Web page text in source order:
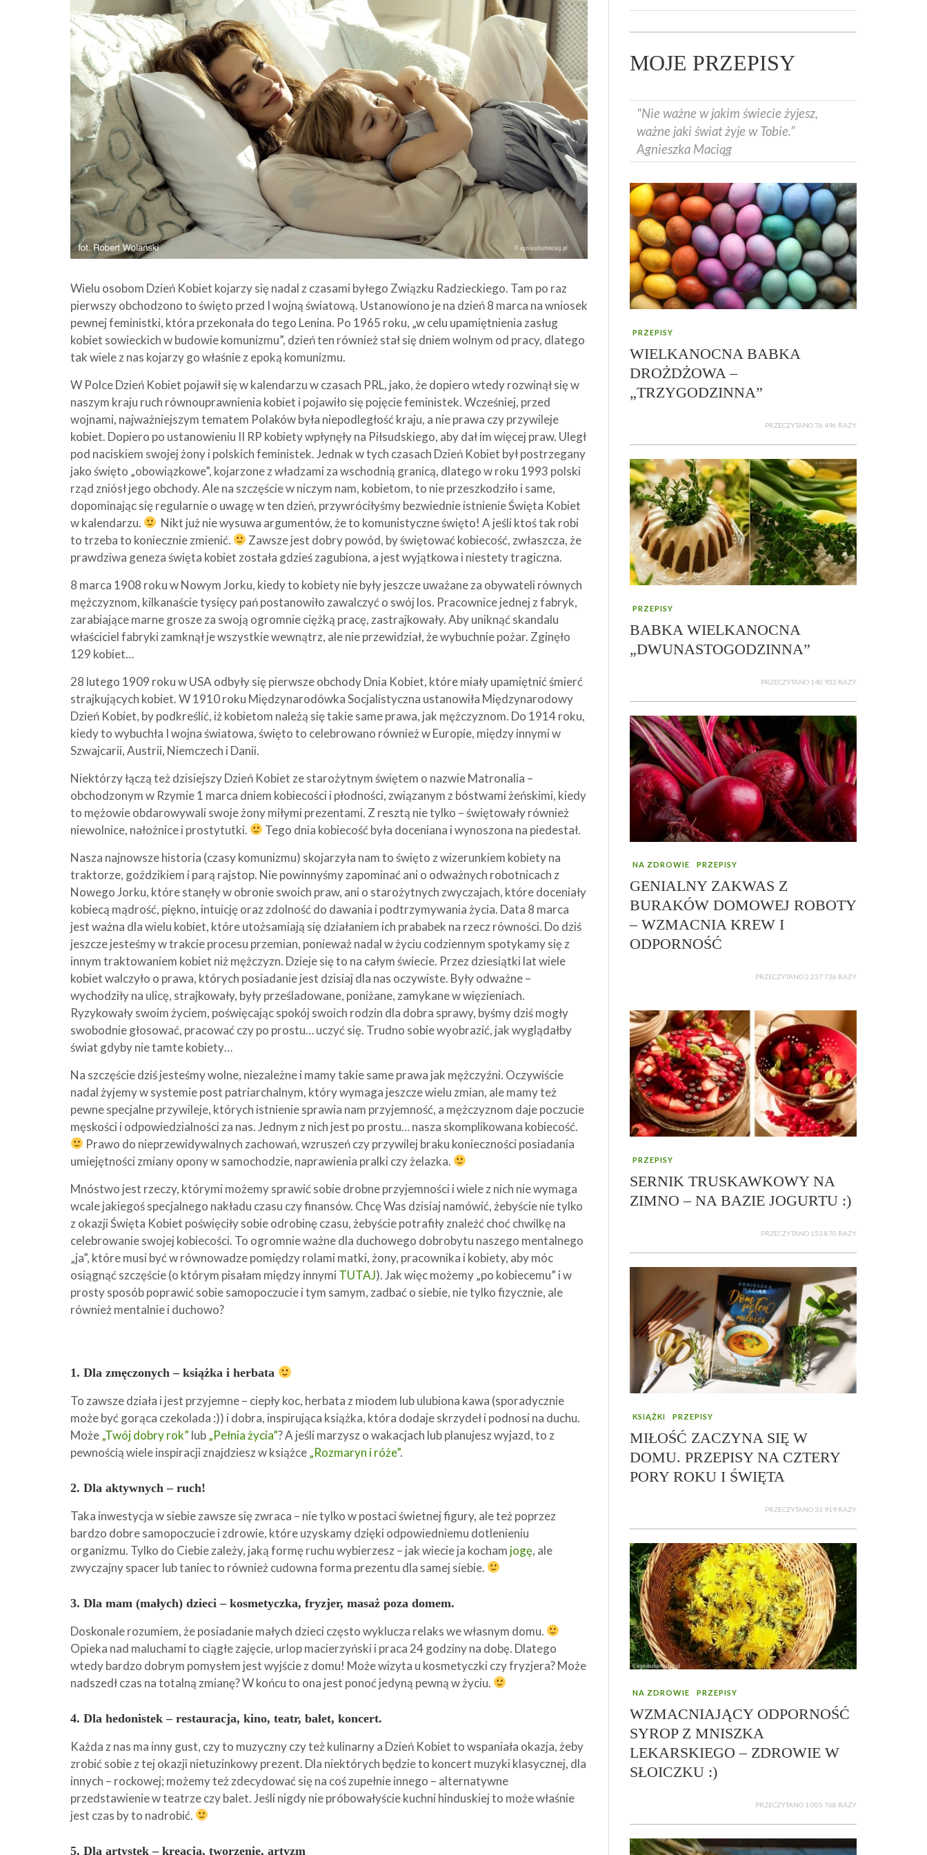
Wielu osobom Dzień Kobiet kojarzy się nadal z czasami byłego Związku Radzieckiego. Tam po raz
pierwszy obchodzono to święto przed I wojną światową. Ustanowiono je na dzień 8 marca na wniosek
pewnej feministki, która przekonała do tego Lenina. Po 1965 roku, „w celu upamiętnienia zasług
kobiet sowieckich w budowie komunizmu”, dzień ten również stał się dniem wolnym od pracy, dlatego
tak wiele z nas kojarzy go właśnie z epoką komunizmu.
W Polce Dzień Kobiet pojawił się w kalendarzu w czasach PRL, jako, że dopiero wtedy rozwinął się w
naszym kraju ruch równouprawnienia kobiet i pojawiło się pojęcie feministek. Wcześniej, przed
wojnami, najważniejszym tematem Polaków była niepodległość kraju, a nie prawa czy przywileje
kobiet. Dopiero po ustanowieniu II RP kobiety wpłynęły na Piłsudskiego, aby dał im więcej praw. Uległ
pod naciskiem swojej żony i polskich feministek. Jednak w tych czasach Dzień Kobiet był postrzegany
jako święto „obowiązkowe”, kojarzone z władzami za wschodnią granicą, dlatego w roku 1993 polski
rząd zniósł jego obchody. Ale na szczęście w niczym nam, kobietom, to nie przeszkodziło i same,
dopominając się regularnie o uwagę w ten dzień, przywróciłyśmy bezwiednie istnienie Święta Kobiet
w kalendarzu.
Nikt już nie wysuwa argumentów, że to komunistyczne święto! A jeśli ktoś tak robi
to trzeba to koniecznie zmienić.
Zawsze jest dobry powód, by świętować kobiecość, zwłaszcza, że
prawdziwa geneza święta kobiet została gdzieś zagubiona, a jest wyjątkowa i niestety tragiczna.
8 marca 1908 roku w Nowym Jorku, kiedy to kobiety nie były jeszcze uważane za obywateli równych
mężczyznom, kilkanaście tysięcy pań postanowiło zawalczyć o swój los. Pracownice jednej z fabryk,
zarabiające marne grosze za swoją ogromnie ciężką pracę, zastrajkowały. Aby uniknąć skandalu
właściciel fabryki zamknął je wszystkie wewnątrz, ale nie przewidział, że wybuchnie pożar. Zginęło
129 kobiet…
28 lutego 1909 roku w USA odbyły się pierwsze obchody Dnia Kobiet, które miały upamiętnić śmierć
strajkujących kobiet. W 1910 roku Międzynarodówka Socjalistyczna ustanowiła Międzynarodowy
Dzień Kobiet, by podkreślić, iż kobietom należą się takie same prawa, jak mężczyznom. Do 1914 roku,
kiedy to wybuchła I wojna światowa, święto to celebrowano również w Europie, między innymi w
Szwajcarii, Austrii, Niemczech i Danii.
Niektórzy łączą też dzisiejszy Dzień Kobiet ze starożytnym świętem o nazwie Matronalia –
obchodzonym w Rzymie 1 marca dniem kobiecości i płodności, związanym z bóstwami żeńskimi, kiedy
to mężowie obdarowywali swoje żony miłymi prezentami. Z resztą nie tylko – świętowały również
niewolnice, nałożnice i prostytutki.
Tego dnia kobiecość była doceniana i wynoszona na piedestał.
Nasza najnowsze historia (czasy komunizmu) skojarzyła nam to święto z wizerunkiem kobiety na
traktorze, goździkiem i parą rajstop. Nie powinnyśmy zapominać ani o odważnych robotnicach z
Nowego Jorku, które stanęły w obronie swoich praw, ani o starożytnych zwyczajach, które doceniały
kobiecą mądrość, piękno, intuicję oraz zdolność do dawania i podtrzymywania życia. Data 8 marca
jest ważna dla wielu kobiet, które utożsamiają się działaniem ich prababek na rzecz równości. Do dziś
jeszcze jesteśmy w trakcie procesu przemian, ponieważ nadal w życiu codziennym spotykamy się z
innym traktowaniem kobiet niż mężczyzn. Dzieje się to na całym świecie. Przez dziesiątki lat wiele
kobiet walczyło o prawa, których posiadanie jest dzisiaj dla nas oczywiste. Były odważne –
wychodziły na ulicę, strajkowały, były prześladowane, poniżane, zamykane w więzieniach.
Ryzykowały swoim życiem, poświęcając spokój swoich rodzin dla dobra sprawy, byśmy dziś mogły
swobodnie głosować, pracować czy po prostu… uczyć się. Trudno sobie wyobrazić, jak wyglądałby
świat gdyby nie tamte kobiety…
Na szczęście dziś jesteśmy wolne, niezależne i mamy takie same prawa jak mężczyźni. Oczywiście
nadal żyjemy w systemie post patriarchalnym, który wymaga jeszcze wielu zmian, ale mamy też
pewne specjalne przywileje, których istnienie sprawia nam przyjemność, a mężczyznom daje poczucie
męskości i odpowiedzialności za nas. Jednym z nich jest po prostu… nasza skomplikowana kobiecość.
Prawo do nieprzewidywalnych zachowań, wzruszeń czy przywilej braku konieczności posiadania
umiejętności zmiany opony w samochodzie, naprawienia pralki czy żelazka.
Mnóstwo jest rzeczy, którymi możemy sprawić sobie drobne przyjemności i wiele z nich nie wymaga
wcale jakiegoś specjalnego nakładu czasu czy finansów. Chcę Was dzisiaj namówić, żebyście nie tylko
z okazji Święta Kobiet poświęciły sobie odrobinę czasu, żebyście potrafiły znaleźć choć chwilkę na
celebrowanie swojej kobiecości. To ogromnie ważne dla duchowego dobrobytu naszego mentalnego
„ja”, które musi być w równowadze pomiędzy rolami matki, żony, pracownika i kobiety, aby móc
osiągnąć szczęście (o którym pisałam między innymi TUTAJ). Jak więc możemy „po kobiecemu” i w
prosty sposób poprawić sobie samopoczucie i tym samym, zadbać o siebie, nie tylko fizycznie, ale
również mentalnie i duchowo?
1. Dla zmęczonych – książka i herbata
To zawsze działa i jest przyjemne – ciepły koc, herbata z miodem lub ulubiona kawa (sporadycznie
może być gorąca czekolada :)) i dobra, inspirująca książka, która dodaje skrzydeł i podnosi na duchu.
Może„Twój dobry rok” lub„Pełnia życia”? A jeśli marzysz o wakacjach lub planujesz wyjazd, to z
pewnością wiele inspiracji znajdziesz w książce„Rozmaryn i róże”.
2. Dla aktywnych – ruch!
Taka inwestycja w siebie zawsze się zwraca – nie tylko w postaci świetnej figury, ale też poprzez
bardzo dobre samopoczucie i zdrowie, które uzyskamy dzięki odpowiedniemu dotlenieniu
organizmu. Tylko do Ciebie zależy, jaką formę ruchu wybierzesz – jak wiecie ja kocham jogę, ale
zwyczajny spacer lub taniec to również cudowna forma prezentu dla samej siebie.
3. Dla mam (małych) dzieci – kosmetyczka, fryzjer, masaż poza domem.
Doskonale rozumiem, że posiadanie małych dzieci często wyklucza relaks we własnym domu.
Opieka nad maluchami to ciągłe zajęcie, urlop macierzyński i praca 24 godziny na dobę. Dlatego
wtedy bardzo dobrym pomysłem jest wyjście z domu! Może wizyta u kosmetyczki czy fryzjera? Może
nadszedł czas na totalną zmianę? W końcu to ona jest ponoć jedyną pewną w życiu.
4. Dla hedonistek – restauracja, kino, teatr, balet, koncert.
Każda z nas ma inny gust, czy to muzyczny czy też kulinarny a Dzień Kobiet to wspaniała okazja, żeby
zrobić sobie z tej okazji nietuzinkowy prezent. Dla niektórych będzie to koncert muzyki klasycznej, dla
innych – rockowej; możemy też zdecydować się na coś zupełnie innego – alternatywne
przedstawienie w teatrze czy balet. Jeśli nigdy nie próbowałyście kuchni hinduskiej to może właśnie
jest czas by to nadrobić.
5. Dla artystek – kreacja, tworzenie, artyzm
MOJE PRZEPISY
"Nie ważne w jakim świecie żyjesz,
ważne jaki świat żyje w Tobie.”
Agnieszka Maciąg
PRZEPISY
WIELKANOCNA BABKA
DROŻDŻOWA –
„TRZYGODZINNA”
PRZECZYTANO 76 496 RAZY
PRZEPISY
BABKA WIELKANOCNA
„DWUNASTOGODZINNA”
PRZECZYTANO 140 932 RAZY
NA ZDROWIE PRZEPISY
GENIALNY ZAKWAS Z
BURAKÓW DOMOWEJ ROBOTY
– WZMACNIA KREW I
ODPORNOŚĆ
PRZECZYTANO 2 237 736 RAZY
PRZEPISY
SERNIK TRUSKAWKOWY NA
ZIMNO – NA BAZIE JOGURTU :)
PRZECZYTANO 153 870 RAZY
KSIĄŻKI PRZEPISY
MIŁOŚĆ ZACZYNA SIĘ W
DOMU. PRZEPISY NA CZTERY
PORY ROKU I ŚWIĘTA
PRZECZYTANO 33 919 RAZY
NA ZDROWIE PRZEPISY
WZMACNIAJĄCY ODPORNOŚĆ
SYROP Z MNISZKA
LEKARSKIEGO – ZDROWIE W
SŁOICZKU :)
PRZECZYTANO 1 005 768 RAZY